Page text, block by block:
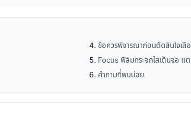
ข้อควรพิจารณาก่อนตัดสินใจเลื
Focus ฟิล์มกระจกใสเต็มจอ แ
คำถามที่พบบ่อย